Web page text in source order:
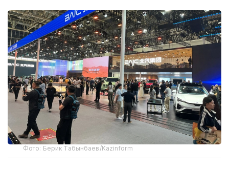
Фото: Берик Табынбаев/Kazinform